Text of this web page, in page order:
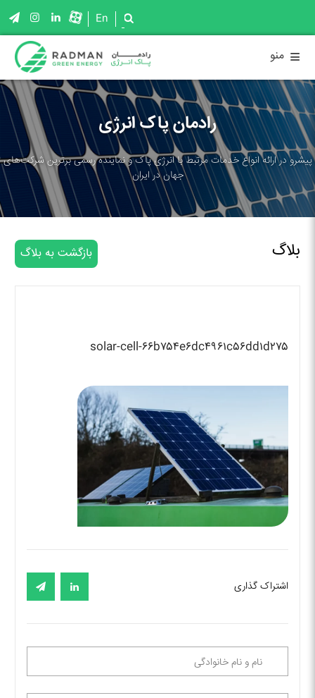
En
≡ منو
رادمان پاک انرژی
پیشرو در ارائه انواع خدمات مرتبط با انرژی پاک و نماینده رسمی برترین شرکت‌های
جهان در ایران
بلاگ بازگشت به بلاگ
solar-cell-۶۶b۷۵۴e۶dc۴۹۶۱c۵۶dd۱d۲۷۵
اشتراک گذاری